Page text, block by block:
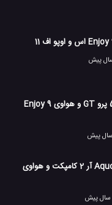
مقایسه لنوو زد 5 پرو GT و هواوی Enjoy 9
مقایسه شارپ Aquos آر 2 کامپکت و هواوی